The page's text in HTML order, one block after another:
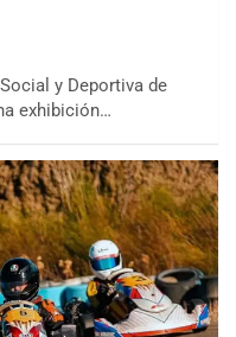
y Deportiva de
exhibición…